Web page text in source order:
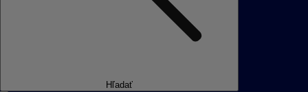
Hľadať